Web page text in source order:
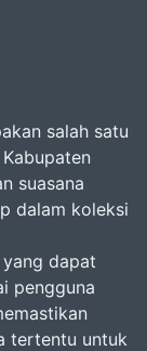
salah satu
suasana
dalam koleksi
dapat
pengguna
tertentu untuk